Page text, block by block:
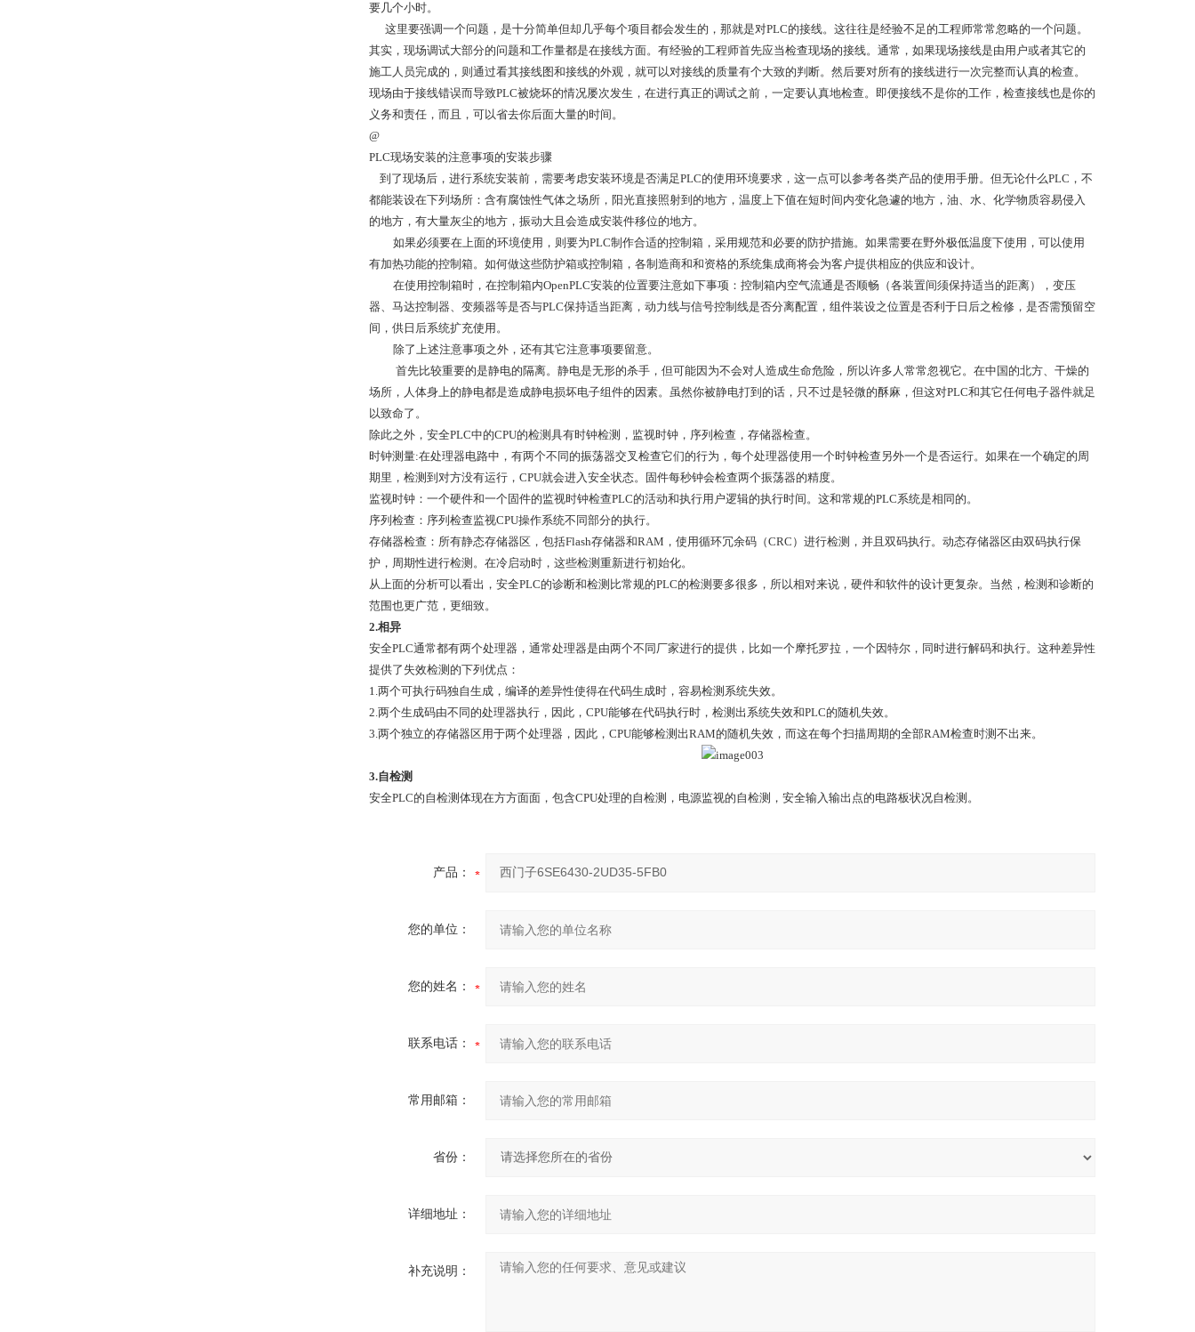
要几个小时。
这里要强调一个问题，是十分简单但却几乎每个项目都会发生的，那就是对PLC的接线。这往往是经验不足的工程师常常忽略的一个问题。
其实，现场调试大部分的问题和工作量都是在接线方面。有经验的工程师首先应当检查现场的接线。通常，如果现场接线是由用户或者其它的
施工人员完成的，则通过看其接线图和接线的外观，就可以对接线的质量有个大致的判断。然后要对所有的接线进行一次完整而认真的检查。
现场由于接线错误而导致PLC被烧坏的情况屡次发生，在进行真正的调试之前，一定要认真地检查。即便接线不是你的工作，检查接线也是你的
义务和责任，而且，可以省去你后面大量的时间。
@
PLC现场安装的注意事项的安装步骤
到了现场后，进行系统安装前，需要考虑安装环境是否满足PLC的使用环境要求，这一点可以参考各类产品的使用手册。但无论什么PLC，不
都能装设在下列场所：含有腐蚀性气体之场所，阳光直接照射到的地方，温度上下值在短时间内变化急遽的地方，油、水、化学物质容易侵入
的地方，有大量灰尘的地方，振动大且会造成安装件移位的地方。
如果必须要在上面的环境使用，则要为PLC制作合适的控制箱，采用规范和必要的防护措施。如果需要在野外极低温度下使用，可以使用
有加热功能的控制箱。如何做这些防护箱或控制箱，各制造商和和资格的系统集成商将会为客户提供相应的供应和设计。
在使用控制箱时，在控制箱内OpenPLC安装的位置要注意如下事项：控制箱内空气流通是否顺畅（各装置间须保持适当的距离），变压
器、马达控制器、变频器等是否与PLC保持适当距离，动力线与信号控制线是否分离配置，组件装设之位置是否利于日后之检修，是否需预留空
间，供日后系统扩充使用。
除了上述注意事项之外，还有其它注意事项要留意。
首先比较重要的是静电的隔离。静电是无形的杀手，但可能因为不会对人造成生命危险，所以许多人常常忽视它。在中国的北方、干燥的
场所，人体身上的静电都是造成静电损坏电子组件的因素。虽然你被静电打到的话，只不过是轻微的酥麻，但这对PLC和其它任何电子器件就足
以致命了。
除此之外，安全PLC中的CPU的检测具有时钟检测，监视时钟，序列检查，存储器检查。
时钟测量:在处理器电路中，有两个不同的振荡器交叉检查它们的行为，每个处理器使用一个时钟检查另外一个是否运行。如果在一个确定的周
期里，检测到对方没有运行，CPU就会进入安全状态。固件每秒钟会检查两个振荡器的精度。
监视时钟：一个硬件和一个固件的监视时钟检查PLC的活动和执行用户逻辑的执行时间。这和常规的PLC系统是相同的。
序列检查：序列检查监视CPU操作系统不同部分的执行。
存储器检查：所有静态存储器区，包括Flash存储器和RAM，使用循环冗余码（CRC）进行检测，并且双码执行。动态存储器区由双码执行保
护，周期性进行检测。在冷启动时，这些检测重新进行初始化。
从上面的分析可以看出，安全PLC的诊断和检测比常规的PLC的检测要多很多，所以相对来说，硬件和软件的设计更复杂。当然，检测和诊断的
范围也更广范，更细致。
2.相异
安全PLC通常都有两个处理器，通常处理器是由两个不同厂家进行的提供，比如一个摩托罗拉，一个因特尔，同时进行解码和执行。这种差异性
提供了失效检测的下列优点：
1.两个可执行码独自生成，编译的差异性使得在代码生成时，容易检测系统失效。
2.两个生成码由不同的处理器执行，因此，CPU能够在代码执行时，检测出系统失效和PLC的随机失效。
3.两个独立的存储器区用于两个处理器，因此，CPU能够检测出RAM的随机失效，而这在每个扫描周期的全部RAM检查时测不出来。
3.自检测
安全PLC的自检测体现在方方面面，包含CPU处理的自检测，电源监视的自检测，安全输入输出点的电路板状况自检测。
产品：
您的单位：
您的姓名：
联系电话：
常用邮箱：
省份：
详细地址：
补充说明：